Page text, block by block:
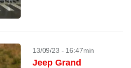
13/09/23 - 16:47min
Jeep Grand